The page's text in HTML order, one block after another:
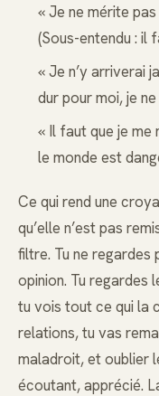
« Je ne mérite
(Sous-entendu : il
« Je n’y arriverai
dur pour moi, je
« Il faut que je me
le monde est
Ce qui rend une
qu’elle n’est pas
filtre. Tu ne regardes
opinion. Tu regardes
tu vois tout ce qui la
relations, tu vas
maladroit, et oublier
écoutant, apprécié.